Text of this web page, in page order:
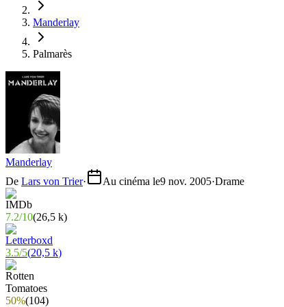
Manderlay
Palmarès
Manderlay
De Lars von Trier· Au cinéma le9 nov. 2005·Drame
7.2/10(26,5 k)
3.5/5(20,5 k)
50%(104)